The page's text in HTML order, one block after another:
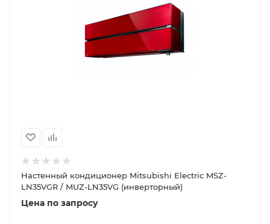
Настенный кондиционер Mitsubishi Electric MSZ-
LN35VGR / MUZ-LN35VG (инверторный)
Цена по запросу